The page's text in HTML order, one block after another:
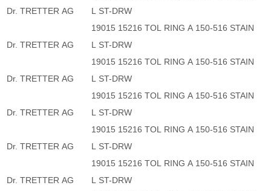
Dr. TRETTER AG
L ST-DRW
Dr. TRETTER AG
19015 15216 TOL RING A 150-516 STAIN
L ST-DRW
Dr. TRETTER AG
19015 15216 TOL RING A 150-516 STAIN
L ST-DRW
Dr. TRETTER AG
19015 15216 TOL RING A 150-516 STAIN
L ST-DRW
Dr. TRETTER AG
19015 15216 TOL RING A 150-516 STAIN
L ST-DRW
Dr. TRETTER AG
19015 15216 TOL RING A 150-516 STAIN
L ST-DRW